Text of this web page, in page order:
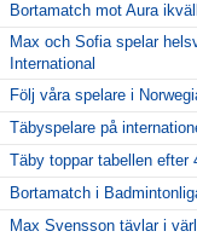
Bortamatch mot Aura ikväll
Max och Sofia spelar
International
Följ våra spelare i
Täbyspelare på
Täby toppar tabellen efter
Bortamatch i
Max Svensson tävlar i